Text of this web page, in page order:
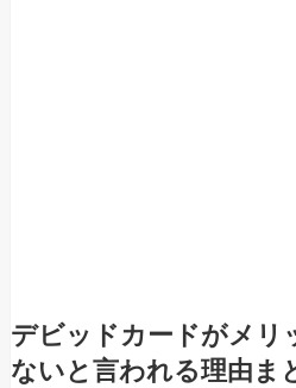
デビッドカードがメリ
ないと言われる理由ま